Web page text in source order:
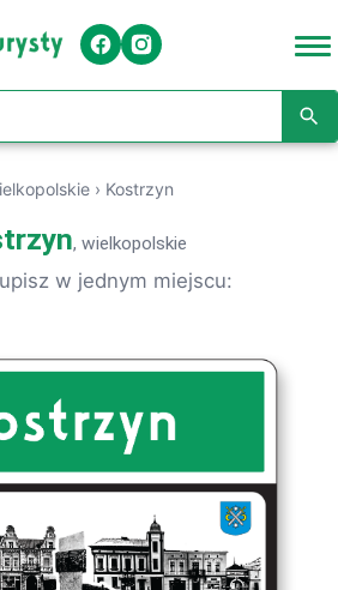
› Kostrzyn
, wielkopolskie
w jednym miejscu: